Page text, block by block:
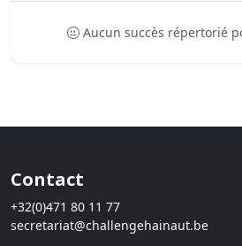
Aucun succès répertorié
Contact
+32(0)471 80 11 77
secretariat@challengehainaut.be